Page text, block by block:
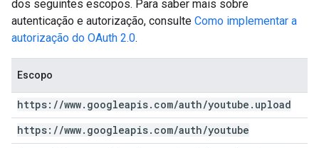
dos seguintes escopos. Para saber mais sobre
autenticação e autorização, consulte Como implementar a
autorização do OAuth 2.0.
Escopo
https: //www. googleapis. com/auth/youtube . upload
https: //www. googleapis. com/auth/youtube